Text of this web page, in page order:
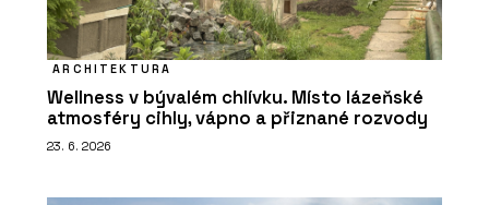
ARCHITEKTURA
Wellness v bývalém chlívku. Místo lázeňské
atmosféry cihly, vápno a přiznané rozvody
23. 6. 2026